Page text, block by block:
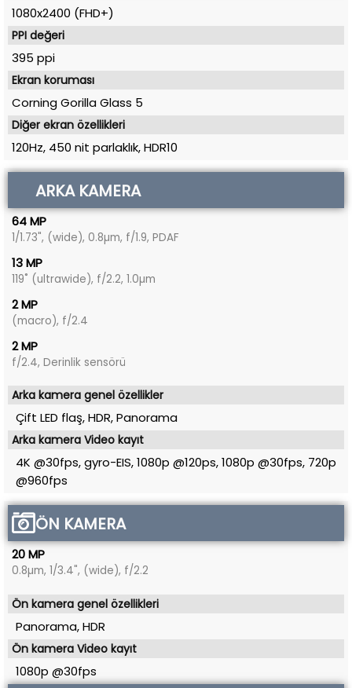
1080x2400 (FHD+)
PPI değeri
395 ppi
Ekran koruması
Corning Gorilla Glass 5
Diğer ekran özellikleri
120Hz, 450 nit parlaklık, HDR10
ARKA KAMERA
64 MP
1/1.73", (wide), 0.8µm, f/1.9, PDAF
13 MP
119˚ (ultrawide), f/2.2, 1.0µm
2 MP
(macro), f/2.4
2 MP
f/2.4, Derinlik sensörü
Arka kamera genel özellikler
Çift LED flaş, HDR, Panorama
Arka kamera Video kayıt
4K @30fps, gyro-EIS, 1080p @120ps, 1080p @30fps, 720p
@960fps
ÖN KAMERA
20 MP
0.8µm, 1/3.4", (wide), f/2.2
Ön kamera genel özellikleri
Panorama, HDR
Ön kamera Video kayıt
1080p @30fps